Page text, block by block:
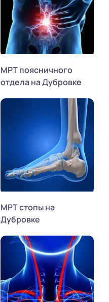
МРТ поясничного
отдела на Дубровке
МРТ стопы на
Дубровке